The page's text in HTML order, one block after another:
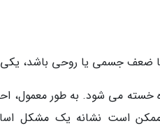
جسمی یا روحی باشد، یکی
خسته می شود. به طور
است نشانه یک مشکل